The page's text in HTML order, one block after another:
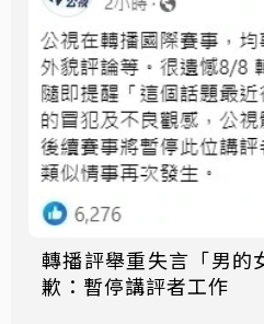
轉播評舉重失言「男的
歉：暫停講評者工作